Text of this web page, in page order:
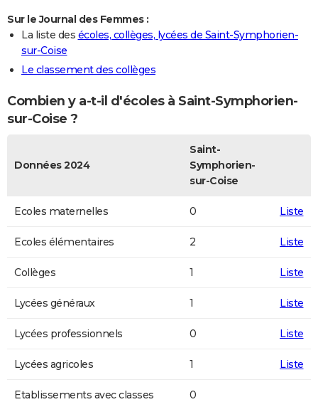
Sur le Journal des Femmes :
La liste des écoles, collèges, lycées de Saint-Symphorien-
sur-Coise
Le classement des collèges
Combien y a-t-il d'écoles à Saint-Symphorien-
sur-Coise ?
Données 2024
Saint-
Symphorien-
sur-Coise
Ecoles maternelles 0 Liste
Ecoles élémentaires 2 Liste
Collèges 1 Liste
Lycées généraux 1 Liste
Lycées professionnels 0 Liste
Lycées agricoles 1 Liste
Etablissements avec classes
0